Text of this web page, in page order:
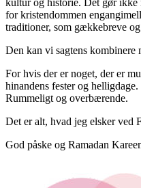
kultur og historie. Det gør ikke
for kristendommen
traditioner, som gækkebreve
Den kan vi sagtens kombinere
For hvis der er noget, der er
hinandens fester og
Rummeligt og overbærende.
Det er alt, hvad jeg elsker ved
God påske og Ramadan